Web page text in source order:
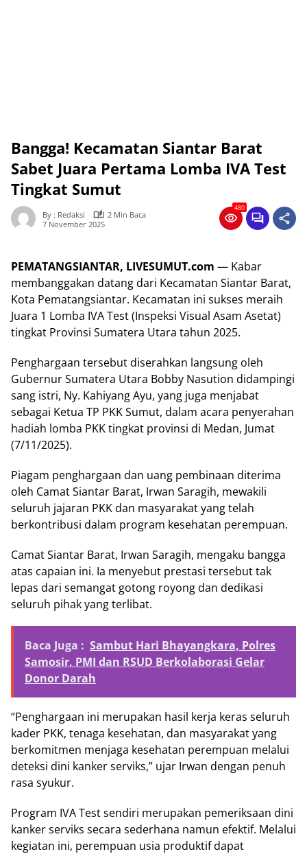
Bangga! Kecamatan Siantar Barat
Sabet Juara Pertama Lomba IVA Test
Tingkat Sumut
By : Redaksi
2 Min Baca
7 November 2025
480
PEMATANGSIANTAR, LIVESUMUT.com — Kabar
membanggakan datang dari Kecamatan Siantar Barat,
Kota Pematangsiantar. Kecamatan ini sukses meraih
Juara 1 Lomba IVA Test (Inspeksi Visual Asam Asetat)
tingkat Provinsi Sumatera Utara tahun 2025.
Penghargaan tersebut diserahkan langsung oleh
Gubernur Sumatera Utara Bobby Nasution didampingi
sang istri, Ny. Kahiyang Ayu, yang juga menjabat
sebagai Ketua TP PKK Sumut, dalam acara penyerahan
hadiah lomba PKK tingkat provinsi di Medan, Jumat
(7/11/2025).
Piagam penghargaan dan uang pembinaan diterima
oleh Camat Siantar Barat, Irwan Saragih, mewakili
seluruh jajaran PKK dan masyarakat yang telah
berkontribusi dalam program kesehatan perempuan.
Camat Siantar Barat, Irwan Saragih, mengaku bangga
atas capaian ini. Ia menyebut prestasi tersebut tak
lepas dari semangat gotong royong dan dedikasi
seluruh pihak yang terlibat.
Baca Juga : Sambut Hari Bhayangkara, Polres
Samosir, PMI dan RSUD Berkolaborasi Gelar
Donor Darah
“Penghargaan ini merupakan hasil kerja keras seluruh
kader PKK, tenaga kesehatan, dan masyarakat yang
berkomitmen menjaga kesehatan perempuan melalui
deteksi dini kanker serviks,” ujar Irwan dengan penuh
rasa syukur.
Program IVA Test sendiri merupakan pemeriksaan dini
kanker serviks secara sederhana namun efektif. Melalui
kegiatan ini, perempuan usia produktif dapat